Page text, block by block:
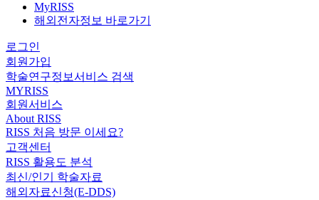
MyRISS
해외전자정보 바로가기
로그인
회원가입
학술연구정보서비스 검색
MYRISS
회원서비스
About RISS
RISS 처음 방문 이세요?
고객센터
RISS 활용도 분석
최신/인기 학술자료
해외자료신청(E-DDS)